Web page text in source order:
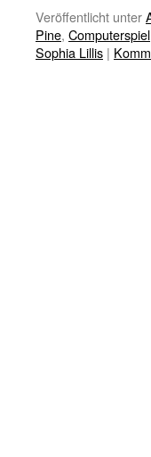
Veröffentlicht unter
Pine, Computerspiel
Sophia Lillis |